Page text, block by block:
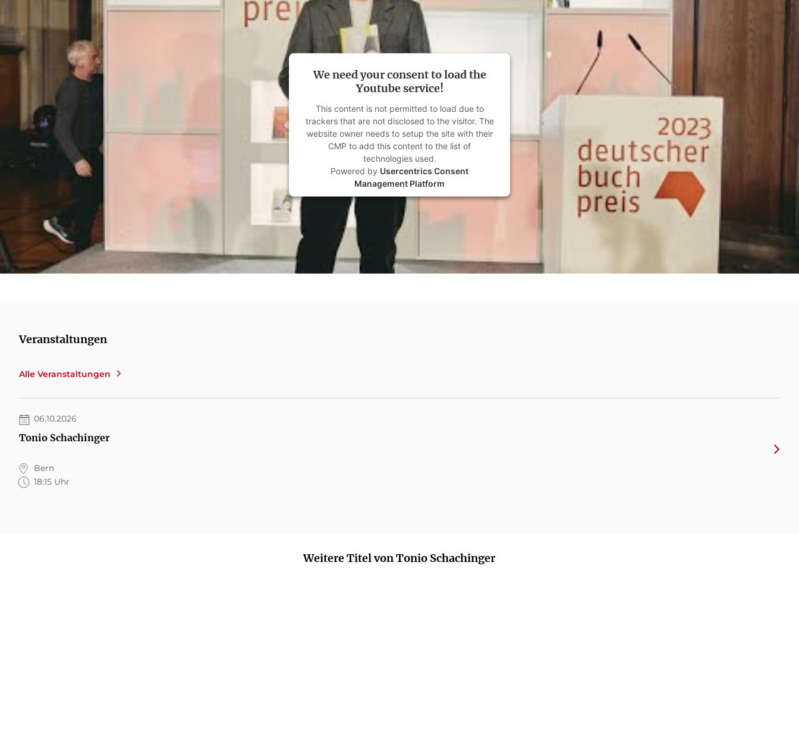
We need your consent to load the
Youtube service!
This content is not permitted to load due to
trackers that are not disclosed to the visitor. The
website owner needs to setup the site with their
CMP to add this content to the list of
technologies used.
Powered by Usercentrics Consent
Management Platform
Veranstaltungen
Alle Veranstaltungen
06.10.2026
Tonio Schachinger
Bern
18:15 Uhr
Weitere Titel von Tonio Schachinger